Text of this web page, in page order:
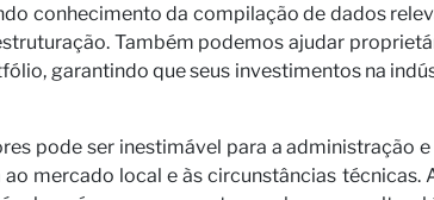
conhecimento da compilação de dados
Também podemos ajudar
garantindo que seus investimentos na
pode ser inestimável para a administração
mercado local e às circunstâncias técnicas.